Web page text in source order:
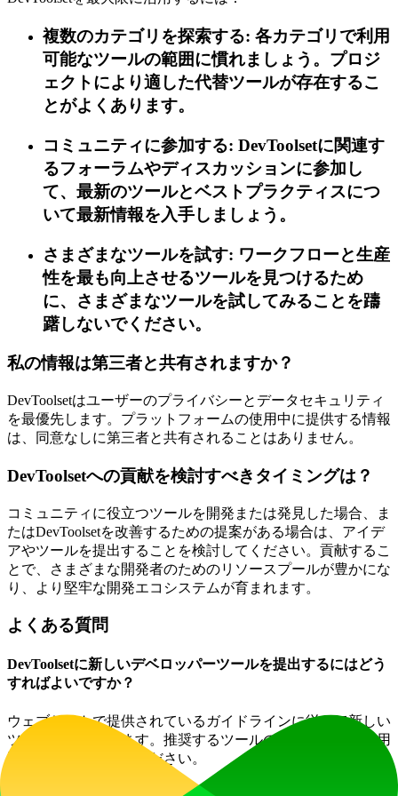
複数のカテゴリを探索する: 各カテゴリで利用
可能なツールの範囲に慣れましょう。プロジ
ェクトにより適した代替ツールが存在するこ
とがよくあります。
コミュニティに参加する: DevToolsetに関連す
るフォーラムやディスカッションに参加し
て、最新のツールとベストプラクティスにつ
いて最新情報を入手しましょう。
さまざまなツールを試す: ワークフローと生産
性を最も向上させるツールを見つけるため
に、さまざまなツールを試してみることを躊
躇しないでください。
私の情報は第三者と共有されますか？
DevToolsetはユーザーのプライバシーとデータセキュリティ
を最優先します。プラットフォームの使用中に提供する情報
は、同意なしに第三者と共有されることはありません。
DevToolsetへの貢献を検討すべきタイミングは？
コミュニティに役立つツールを開発または発見した場合、ま
たはDevToolsetを改善するための提案がある場合は、アイデ
アやツールを提出することを検討してください。貢献するこ
とで、さまざまな開発者のためのリソースプールが豊かにな
り、より堅牢な開発エコシステムが育まれます。
よくある質問
DevToolsetに新しいデベロッパーツールを提出するにはどう
すればよいですか？
ウェブサイトで提供されているガイドラインに従って新しい
ツールを提出できます。推奨するツールの必要な詳細と使用
手順を必ず提供してください。